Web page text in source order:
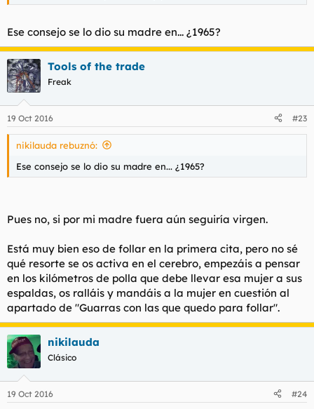
Ese consejo se lo dio su madre en... ¿1965?
Tools of the trade
Freak
19 Oct 2016 #23
nikilauda rebuznó:
Ese consejo se lo dio su madre en... ¿1965?
Pues no, si por mi madre fuera aún seguiría virgen.
Está muy bien eso de follar en la primera cita, pero no sé
qué resorte se os activa en el cerebro, empezáis a pensar
en los kilómetros de polla que debe llevar esa mujer a sus
espaldas, os ralláis y mandáis a la mujer en cuestión al
apartado de "Guarras con las que quedo para follar".
nikilauda
Clásico
19 Oct 2016 #24